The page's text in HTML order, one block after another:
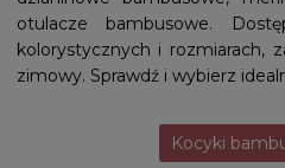
otulacze bambusowe.
kolorystycznych i rozmiarach,
zimowy. Sprawdź i wybierz
Kocyki